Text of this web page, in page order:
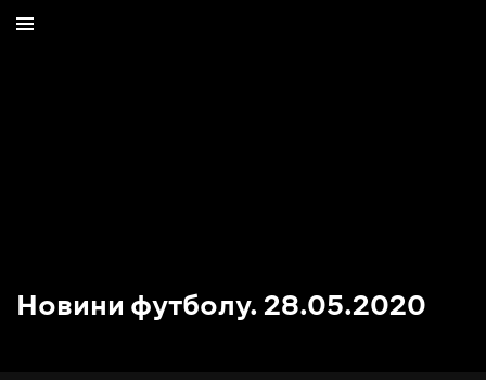
Новини футболу. 28.05.2020